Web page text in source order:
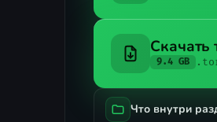
Скачать
9.4 GB
Что внутри